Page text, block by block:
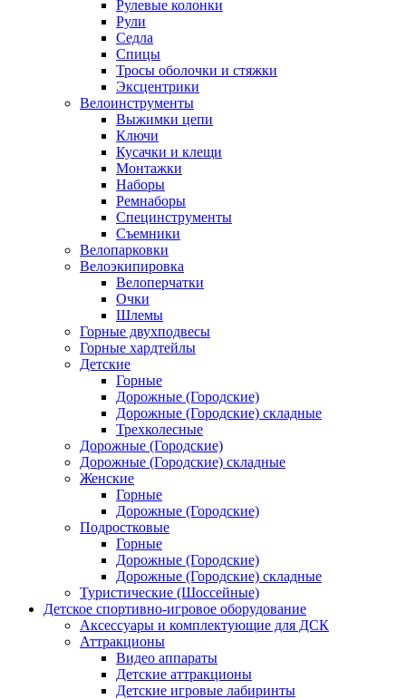
Рулевые колонки
Рули
Седла
Спицы
Тросы оболочки и стяжки
Эксцентрики
Велоинструменты
Выжимки цепи
Ключи
Кусачки и клещи
Монтажки
Наборы
Ремнаборы
Специнструменты
Съемники
Велопарковки
Велоэкипировка
Велоперчатки
Очки
Шлемы
Горные двухподвесы
Горные хардтейлы
Детские
Горные
Дорожные (Городские)
Дорожные (Городские) складные
Трехколесные
Дорожные (Городские)
Дорожные (Городские) складные
Женские
Горные
Дорожные (Городские)
Подростковые
Горные
Дорожные (Городские)
Дорожные (Городские) складные
Туристические (Шоссейные)
Детское спортивно-игровое оборудование
Аксессуары и комплектующие для ДСК
Аттракционы
Видео аппараты
Детские аттракционы
Детские игровые лабиринты